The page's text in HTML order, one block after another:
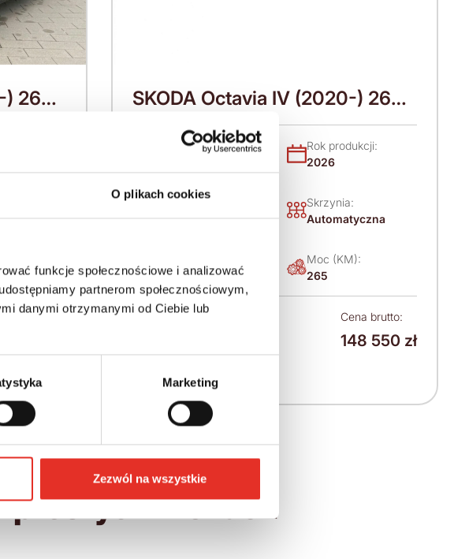
O plikach cookies
funkcje społecznościowe i analizować
partnerom społecznościowym,
danymi otrzymanymi od Ciebie lub
Marketing
Zezwól na wszystkie
) 265
brutto:
SKODA Octavia IV (2020-) 265
KM (2026)
Nadwozie:
Rok produkcji:
2026
Napęd:
Na przód
Skrzynia:
Automatyczna
Benzyna
Moc (KM):
265
Leasing netto od:
1 886 zł
2 320 zł brutto / msc.
Cena brutto:
148 550 zł
prostych krokach